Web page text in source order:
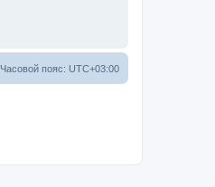
Часовой пояс: UTC+03:00